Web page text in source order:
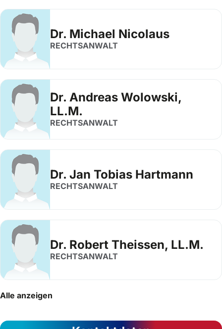
Dr. Michael Nicolaus
RECHTSANWALT
Dr. Andreas Wolowski,
LL.M.
RECHTSANWALT
Dr. Jan Tobias Hartmann
RECHTSANWALT
Dr. Robert Theissen, LL.M.
RECHTSANWALT
Alle anzeigen